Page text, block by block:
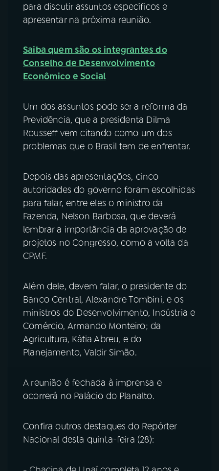
para discutir assuntos específicos e
apresentar na próxima reunião.
Saiba quem são os integrantes do
Conselho de Desenvolvimento
Econômico e Social
Um dos assuntos pode ser a reforma da
Previdência, que a presidenta Dilma
Rousseff vem citando como um dos
problemas que o Brasil tem de enfrentar.
Depois das apresentações, cinco
autoridades do governo foram escolhidas
para falar, entre eles o ministro da
Fazenda, Nelson Barbosa, que deverá
lembrar a importância da aprovação de
projetos no Congresso, como a volta da
CPMF.
Além dele, devem falar, o presidente do
Banco Central, Alexandre Tombini, e os
ministros do Desenvolvimento, Indústria e
Comércio, Armando Monteiro; da
Agricultura, Kátia Abreu, e do
Planejamento, Valdir Simão.
A reunião é fechada à imprensa e
ocorrerá no Palácio do Planalto.
Confira outros destaques do Repórter
Nacional desta quinta-feira (28):